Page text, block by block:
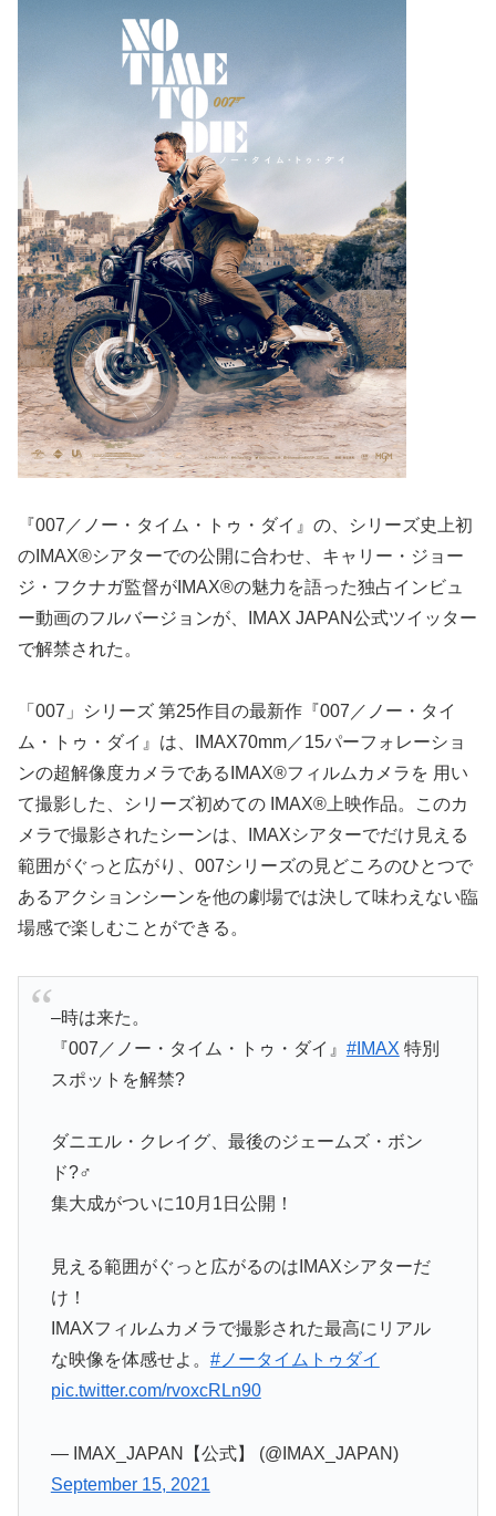
『007／ノー・タイム・トゥ・ダイ』の、シリーズ史上初
のIMAX®シアターでの公開に合わせ、キャリー・ジョー
ジ・フクナガ監督がIMAX®の魅力を語った独占インビュ
ー動画のフルバージョンが、IMAX JAPAN公式ツイッター
で解禁された。
「007」シリーズ 第25作目の最新作『007／ノー・タイ
ム・トゥ・ダイ』は、IMAX70mm／15パーフォレーショ
ンの超解像度カメラであるIMAX®フィルムカメラを 用い
て撮影した、シリーズ初めての IMAX®上映作品。このカ
メラで撮影されたシーンは、IMAXシアターでだけ見える
範囲がぐっと広がり、007シリーズの見どころのひとつで
あるアクションシーンを他の劇場では決して味わえない臨
場感で楽しむことができる。
–時は来た。
『007／ノー・タイム・トゥ・ダイ』 #IMAX 特別
スポットを解禁?
ダニエル・クレイグ、最後のジェームズ・ボン
ド?️‍♂️
集大成がついに10月1日公開！
見える範囲がぐっと広がるのはIMAXシアターだ
け！
IMAXフィルムカメラで撮影された最高にリアル
な映像を体感せよ。 #ノータイムトゥダイ
pic.twitter.com/rvoxcRLn90
— IMAX_JAPAN【公式】 (@IMAX_JAPAN)
September 15, 2021